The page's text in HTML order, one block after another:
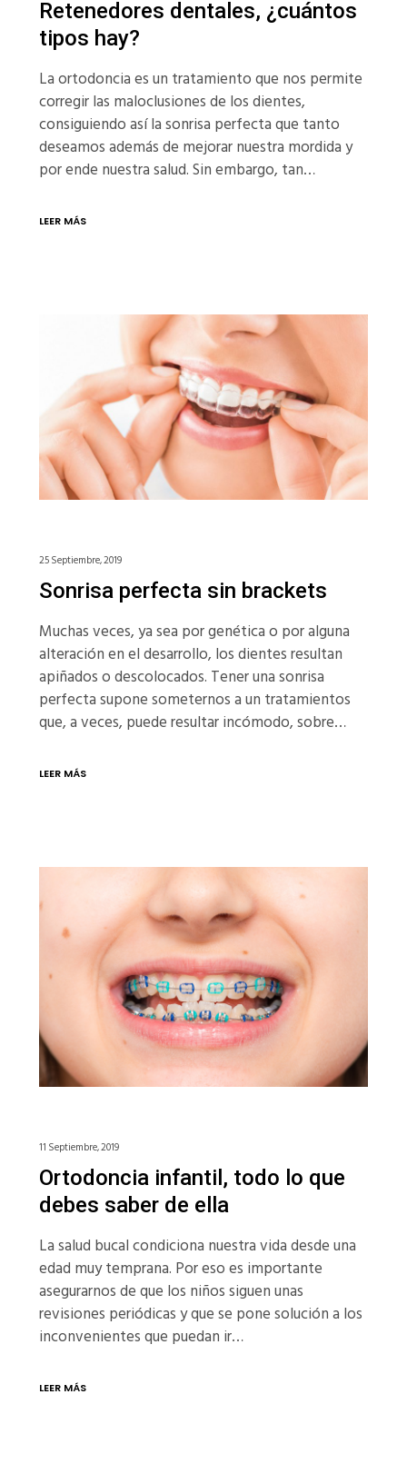
Retenedores dentales, ¿cuántos
tipos hay?
La ortodoncia es un tratamiento que nos permite
corregir las maloclusiones de los dientes,
consiguiendo así la sonrisa perfecta que tanto
deseamos además de mejorar nuestra mordida y
por ende nuestra salud. Sin embargo, tan…
LEER MÁS
25 Septiembre, 2019
Sonrisa perfecta sin brackets
Muchas veces, ya sea por genética o por alguna
alteración en el desarrollo, los dientes resultan
apiñados o descolocados. Tener una sonrisa
perfecta supone someternos a un tratamientos
que, a veces, puede resultar incómodo, sobre…
LEER MÁS
11 Septiembre, 2019
Ortodoncia infantil, todo lo que
debes saber de ella
La salud bucal condiciona nuestra vida desde una
edad muy temprana. Por eso es importante
asegurarnos de que los niños siguen unas
revisiones periódicas y que se pone solución a los
inconvenientes que puedan ir…
LEER MÁS